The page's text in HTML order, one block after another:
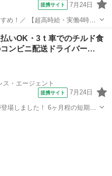
提携サイト 7月24日
め！／ 【超高時給・実働4時
仕事が登場しました♪ 少しでも気
になりましたらご応募はお早めに◎ ●.○.●.○.●.○.●.○ ————...
ドライバー
払いOK・3ｔ車でのチルド食
ンビニ配送ドライバー…
・エージェント
提携サイト 7月24日
場しました！ 6ヶ月程の短期就